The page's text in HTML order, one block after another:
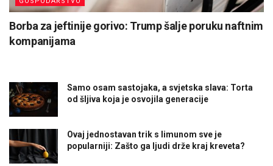
Borba za jeftinije gorivo: Trump šalje poruku naftnim
kompanijama
Samo osam sastojaka, a svjetska slava: Torta
od šljiva koja je osvojila generacije
Ovaj jednostavan trik s limunom sve je
popularniji: Zašto ga ljudi drže kraj kreveta?